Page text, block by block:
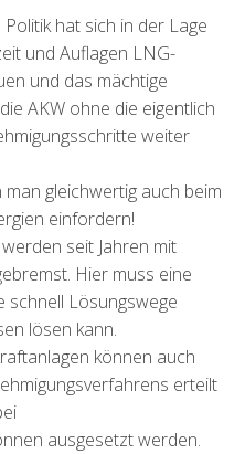
hat sich in der Lage
und Auflagen LNG-
und das mächtige
AKW ohne die eigentlich
weiter
gleichwertig auch beim
einfordern!
seit Jahren mit
Hier muss eine
schnell Lösungswege
lösen kann.
können auch
erteilt
ausgesetzt werden.